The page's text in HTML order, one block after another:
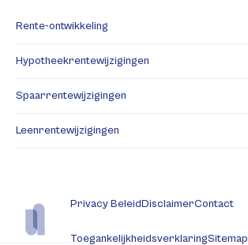
Rente-ontwikkeling
Hypotheekrentewijzigingen
Spaarrentewijzigingen
Leenrentewijzigingen
Privacy BeleidDisclaimerContact
ToegankelijkheidsverklaringSitemap